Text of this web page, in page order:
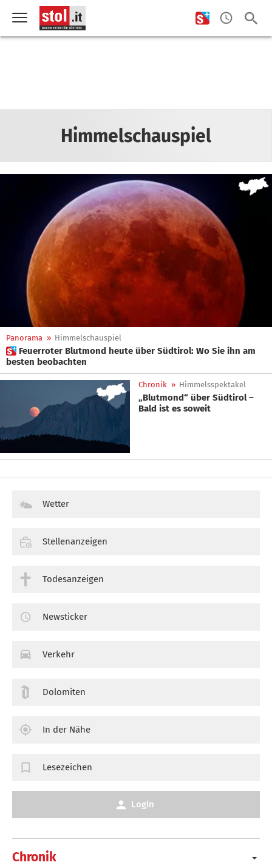
Himmelschauspiel
Panorama » Himmelschauspiel
 Feuerroter Blutmond heute über Südtirol: Wo Sie ihn am
besten beobachten
Chronik » Himmelsspektakel
„Blutmond“ über Südtirol –
Bald ist es soweit
Chronik
Wetter
Stellenanzeigen
Todesanzeigen
Newsticker
Verkehr
Dolomiten
In der Nähe
Lesezeichen
Login